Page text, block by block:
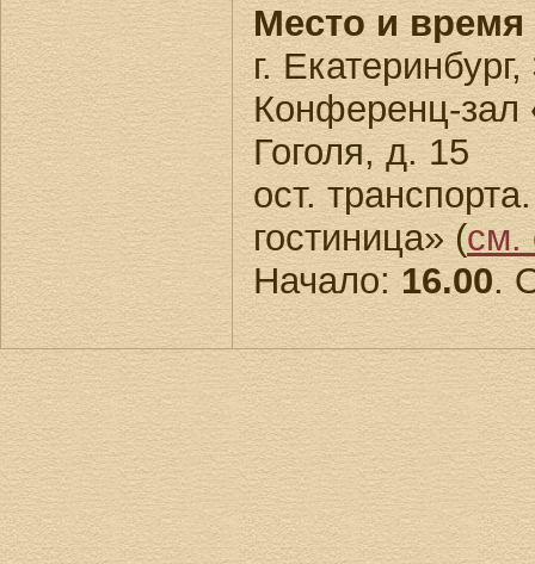
Место и
г. Екатеринбург,
Конференц-зал
Гоголя, д. 15
ост.
гостиница» (см.
Начало:16.00.